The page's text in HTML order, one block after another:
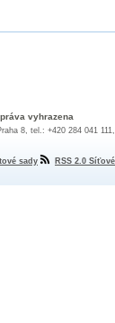
vyhrazena
8, tel.: +420 284 041
sady RSS 2.0